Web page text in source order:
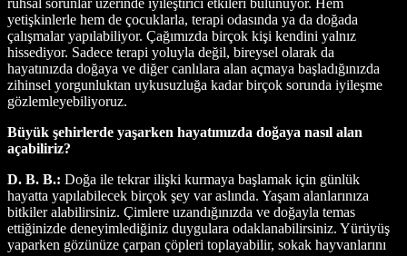
yetişkinlerle hem de çocuklarla, terapi odasında ya da doğada
çalışmalar yapılabiliyor. Çağımızda birçok kişi kendini yalnız
hissediyor. Sadece terapi yoluyla değil, bireysel olarak da
hayatınızda doğaya ve diğer canlılara alan açmaya başladığınızda
zihinsel yorgunluktan uykusuzluğa kadar birçok sorunda iyileşme
gözlemleyebiliyoruz.
Büyük şehirlerde yaşarken hayatımızda doğaya nasıl alan
açabiliriz?
D. B. B.: Doğa ile tekrar ilişki kurmaya başlamak için günlük
hayatta yapılabilecek birçok şey var aslında. Yaşam alanlarınıza
bitkiler alabilirsiniz. Çimlere uzandığınızda ve doğayla temas
ettiğinizde deneyimlediğiniz duygulara odaklanabilirsiniz. Yürüyüş
yaparken gözünüze çarpan çöpleri toplayabilir, sokak hayvanlarını